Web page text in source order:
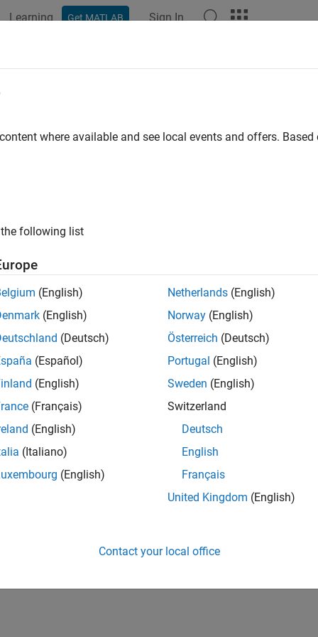
Learning Get MATLAB Sign In
How useful was this
where available and see local events and offers.
following list
(English)
(English)
(Deutsch)
(Español)
(English)
(Français)
(English)
(Italiano)
(English)
Netherlands (English)
Norway (English)
Österreich (Deutsch)
Portugal (English)
Sweden (English)
Switzerland
Deutsch
English
Français
United Kingdom (English)
Contact your local office